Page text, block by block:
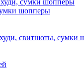
сумки шопперы
шопперы
свитшоты, сумки